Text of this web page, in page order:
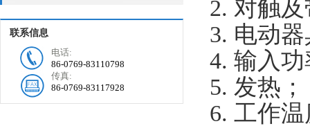
联系信息
电话:
86-0769-83110798
传真:
86-0769-83117928
2. 对触
3. 电动
4. 输入
5. 发热；
6. 工作